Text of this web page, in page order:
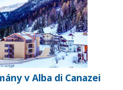
v Alba di Canazei